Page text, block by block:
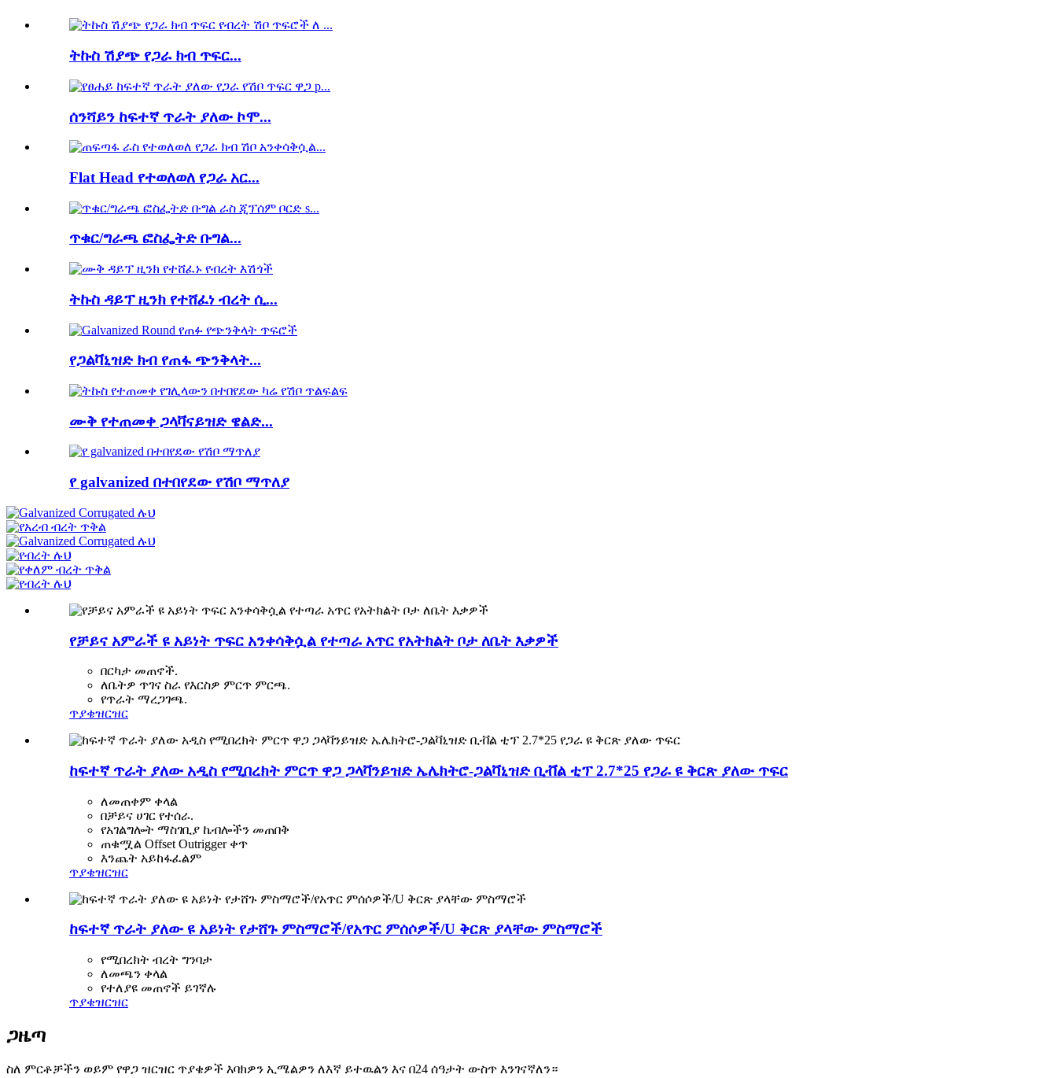
ትኩስ ሽያጭ የጋራ ክብ ጥፍር...
ሰንሻይን ከፍተኛ ጥራት ያለው ኮሞ...
Flat Head የተወለወለ የጋራ አር...
ጥቁር/ግራጫ ፎስፌትድ ቡግል...
ትኩስ ዳይፕ ዚንክ የተሸፈነ ብረት ሲ...
የጋልቫኒዝድ ክብ የጠፋ ጭንቅላት...
ሙቅ የተጠመቀ ጋላቫናይዝድ ዌልድ...
የ galvanized በተበየደው የሽቦ ማጥለያ
የቻይና አምራች ዩ አይነት ጥፍር አንቀሳቅሷል የተጣራ አጥር የአትክልት ቦታ ለቤት እቃዎች
በርካታ መጠኖች.
ለቤትዎ ጥገና ስራ የእርስዎ ምርጥ ምርጫ.
የጥራት ማረጋገጫ.
ጥያቄዝርዝር
ከፍተኛ ጥራት ያለው አዲስ የሚበረክት ምርጥ ዋጋ ጋላቫንይዝድ ኤሌክትሮ-ጋልቫኒዝድ ቢቭል ቲፕ 2.7*25 የጋራ ዩ ቅርጽ ያለው ጥፍር
ለመጠቀም ቀላል
በቻይና ሀገር የተሰራ.
የአገልግሎት ማስገቢያ ኬብሎችን መጠበቅ
ጠቁሟል Offset Outrigger ቀጥ
እንጨት አይከፋፈልም
ጥያቄዝርዝር
ከፍተኛ ጥራት ያለው ዩ አይነት የታሸጉ ምስማሮች/የአጥር ምሰሶዎች/U ቅርጽ ያላቸው ምስማሮች
የሚበረክት ብረት ግንባታ
ለመጫን ቀላል
የተለያዩ መጠኖች ይገኛሉ
ጥያቄዝርዝር
ጋዜጣ
ስለ ምርቶቻችን ወይም የዋጋ ዝርዝር ጥያቄዎች እባክዎን ኢሜልዎን ለእኛ ይተዉልን እና በ24 ሰዓታት ውስጥ እንገናኛለን።